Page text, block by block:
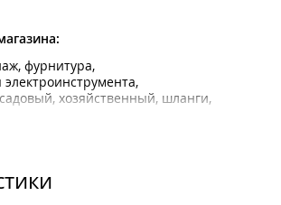
фурнитура,
электроинструмента,
хозяйственный, шланги,
двери,
сухие смеси,